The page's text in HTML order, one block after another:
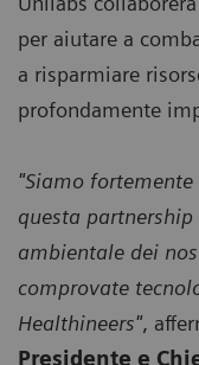
per aiutare a
a risparmiare
profondamente
"Siamo
questa
ambientale dei
comprovate
Healthineers",
Presidente e